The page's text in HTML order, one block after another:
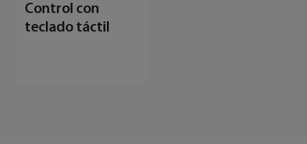
Control con
teclado táctil